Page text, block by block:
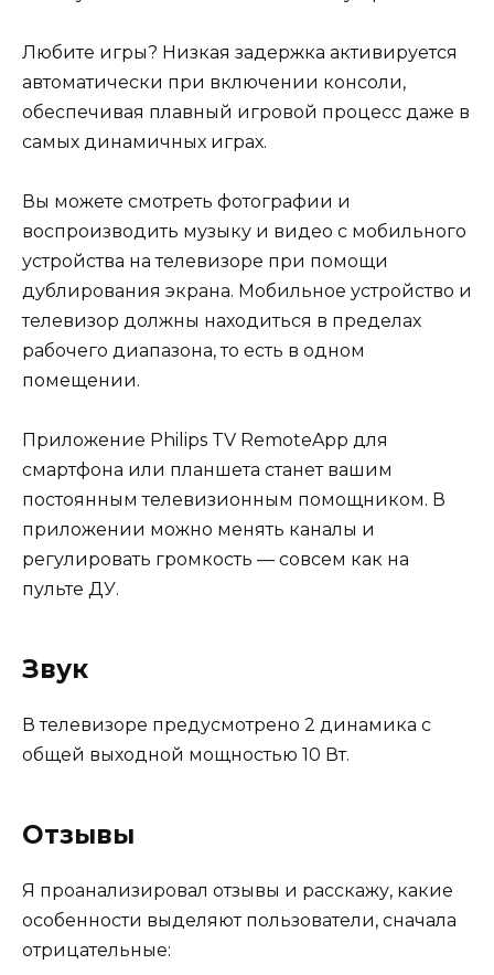
Любите игры? Низкая задержка активируется
автоматически при включении консоли,
обеспечивая плавный игровой процесс даже в
самых динамичных играх.
Вы можете смотреть фотографии и
воспроизводить музыку и видео с мобильного
устройства на телевизоре при помощи
дублирования экрана. Мобильное устройство и
телевизор должны находиться в пределах
рабочего диапазона, то есть в одном
помещении.
Приложение Philips TV RemoteApp для
смартфона или планшета станет вашим
постоянным телевизионным помощником. В
приложении можно менять каналы и
регулировать громкость — совсем как на
пульте ДУ.
Звук
В телевизоре предусмотрено 2 динамика с
общей выходной мощностью 10 Вт.
Отзывы
Я проанализировал отзывы и расскажу, какие
особенности выделяют пользователи, сначала
отрицательные: